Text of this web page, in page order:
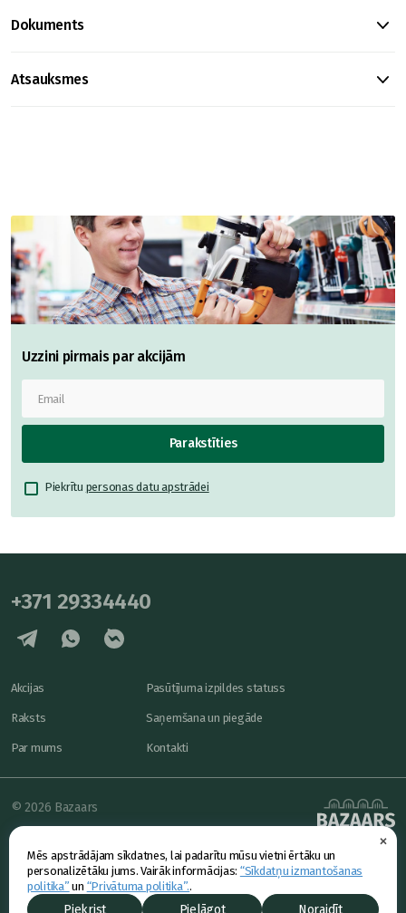
×
Mēs apstrādājam sīkdatnes, lai padarītu mūsu vietni ērtāku un
personalizētāku jums. Vairāk informācijas: “Sīkdatņu izmantošanas
politika” un “Privātuma politika”..
Piekrist Pielāgot Noraidīt
Dokuments
Atsauksmes
Uzzini pirmais par akcijām
Parakstīties
Piekrītu personas datu apstrādei
+371 29334440
Akcijas
Raksts
Par mums
Pasūtījuma izpildes statuss
Saņemšana un piegāde
Kontakti
powered by
© 2026 Bazaars
Konfidencialitāte
Piedāvājums